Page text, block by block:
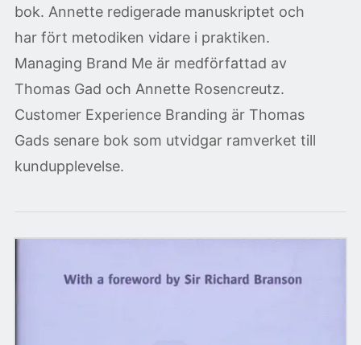
bok. Annette redigerade manuskriptet och
har fört metodiken vidare i praktiken.
Managing Brand Me är medförfattad av
Thomas Gad och Annette Rosencreutz.
Customer Experience Branding är Thomas
Gads senare bok som utvidgar ramverket till
kundupplevelse.